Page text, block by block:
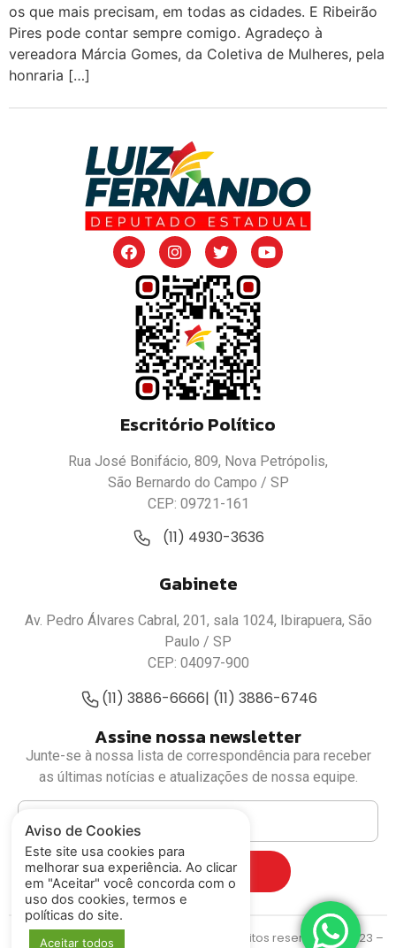
os que mais precisam, em todas as cidades. E Ribeirão
Pires pode contar sempre comigo. Agradeço à
vereadora Márcia Gomes, da Coletiva de Mulheres, pela
honraria […]
Escritório Político
Rua José Bonifácio, 809, Nova Petrópolis,
São Bernardo do Campo / SP
CEP: 09721-161
(11) 4930-3636
Gabinete
Av. Pedro Álvares Cabral, 201, sala 1024, Ibirapuera, São
Paulo / SP
CEP: 04097-900
(11) 3886-6666| (11) 3886-6746
Assine nossa newsletter
Junte-se à nossa lista de correspondência para receber
as últimas notícias e atualizações de nossa equipe.
Cadastrar
Deputado Luiz Fernando
© Todos os direitos reservados. 2023 –
Aviso de Cookies
Este site usa cookies para
melhorar sua experiência. Ao clicar
em "Aceitar" você concorda com o
uso dos cookies, termos e
políticas do site.
Aceitar todos